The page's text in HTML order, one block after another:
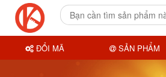
ĐỔI MÃ SẢN PHẨM